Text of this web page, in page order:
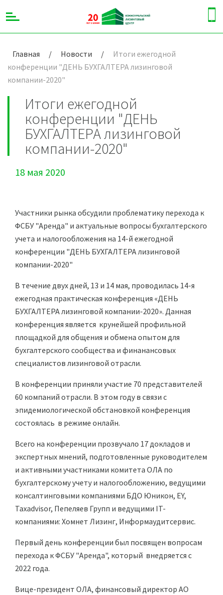
Главная / Новости /
Итоги ежегодной
конференции "ДЕНЬ БУХГАЛТЕРА лизинговой
компании-2020"
Итоги ежегодной
конференции "ДЕНЬ
БУХГАЛТЕРА лизинговой
компании-2020"
18 мая 2020
Участники рынка обсудили проблематику перехода к
ФСБУ "Аренда" и актуальные вопросы бухгалтерского
учета и налогообложения на 14-й ежегодной
конференции "ДЕНЬ БУХГАЛТЕРА лизинговой
компании-2020"
В течение двух дней, 13 и 14 мая, проводилась 14-я
ежегодная практическая конференция «ДЕНЬ
БУХГАЛТЕРА лизинговой компании-2020». Данная
конференция является крунейшей профильной
площадкой для общения и обмена опытом для
бухгалтерского сообщества и финанансовых
специалистов лизинговой отрасли.
В конференции приняли участие 70 представителей
60 компаний отрасли. В этом году в связи с
эпидемиологической обстановкой конференция
состоялась в режиме онлайн.
Всего на конференции прозвучало 17 докладов и
экспертных мнений, подготовленные руководителем
и активными участниками комитета ОЛА по
бухгалтерскому учету и налогообложению, ведущими
консалтинговыми компаниями БДО Юникон, EY,
Taxadvisor, Пепеляев Групп и ведущими IT-
компаниями: Хомнет Лизинг, Информаудитсервис.
Первый день конференции был посвящен вопросам
перехода к ФСБУ "Аренда", который внедряется с
2022 года.
Вице-президент ОЛА, финансовый директор АО